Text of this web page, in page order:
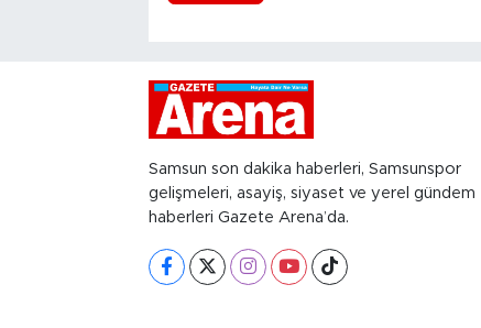
Samsun son dakika haberleri, Samsunspor
gelişmeleri, asayiş, siyaset ve yerel gündem
haberleri Gazete Arena’da.